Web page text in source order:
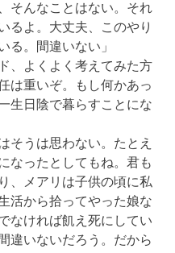
そんなことはない。それ
るよ。大丈夫、このやり
る。間違いない」
、よくよく考えてみた方
は重いぞ。もし何かあっ
生日陰で暮らすことにな
そうは思わない。たとえ
なったとしてもね。君も
、メアリは子供の頃に私
活から拾ってやった娘な
なければ飢え死にしてい
違いないだろう。だから